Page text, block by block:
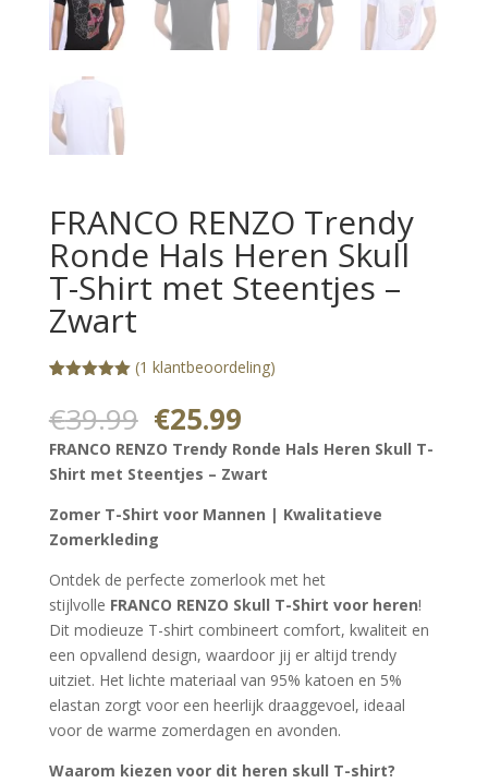
FRANCO RENZO Trendy
Ronde Hals Heren Skull
T-Shirt met Steentjes –
Zwart
gebaseerd
klantbeoorde
ling
(1 klantbeoordeling)
€39.99 Oorspronkelijke
prijs
was:
€39.99.
€25.99Huidige
prijs
is:
€25.99.
FRANCO RENZO Trendy Ronde Hals Heren Skull T-
Shirt met Steentjes – Zwart
Zomer T-Shirt voor Mannen | Kwalitatieve
Zomerkleding
Ontdek de perfecte zomerlook met het
stijlvolle FRANCO RENZO Skull T-Shirt voor heren!
Dit modieuze T-shirt combineert comfort, kwaliteit en
een opvallend design, waardoor jij er altijd trendy
uitziet. Het lichte materiaal van 95% katoen en 5%
elastan zorgt voor een heerlijk draaggevoel, ideaal
voor de warme zomerdagen en avonden.
Waarom kiezen voor dit heren skull T-shirt?